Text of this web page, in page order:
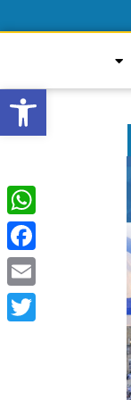
פתח
Email